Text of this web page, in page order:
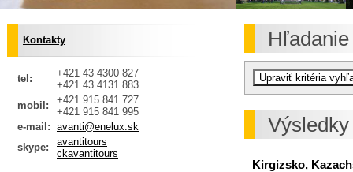
Kirgizsko,
Kontakty
tel:
+421 43 4300 827
+421 43 4131 883
mobil:
+421 915 841 727
+421 915 841 995
e-mail: avanti@enelux.sk
skype:
avantitours
ckavantitours